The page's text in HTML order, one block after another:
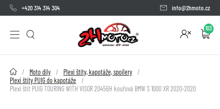
+420 314 314 304 info@2hmoto.cz
103
2HMOTO.cz Moto díly
Plexi štíty, kapotáže, spoilery
Plexi štíty PUIG do kapotáže
Plexi štít PUIG TOURING WITH VISOR 20456H kouřová BMW S 1000 XR 2020-2020